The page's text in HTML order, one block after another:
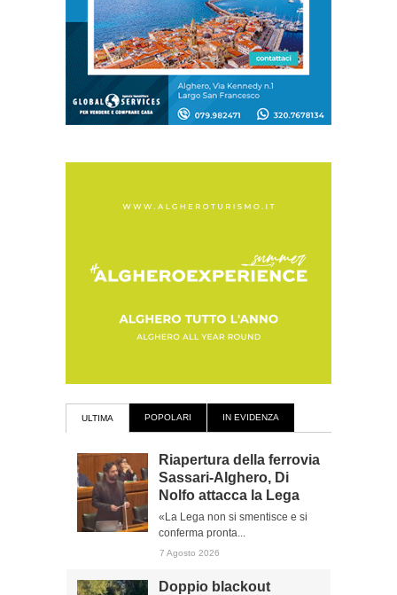
ULTIMA POPOLARI IN EVIDENZA
Riapertura della ferrovia
Sassari-Alghero, Di
Nolfo attacca la Lega
«La Lega non si smentisce e si
conferma pronta...
7 Agosto 2026
Doppio blackout